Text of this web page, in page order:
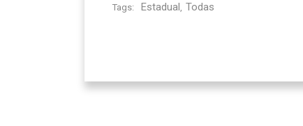
Tags: Estadual, Todas